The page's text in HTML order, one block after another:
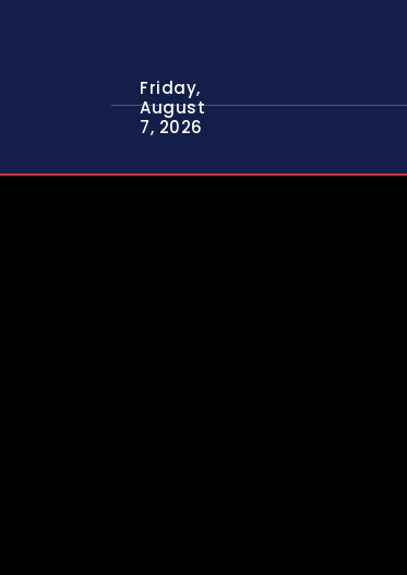
Friday,
August
7, 2026